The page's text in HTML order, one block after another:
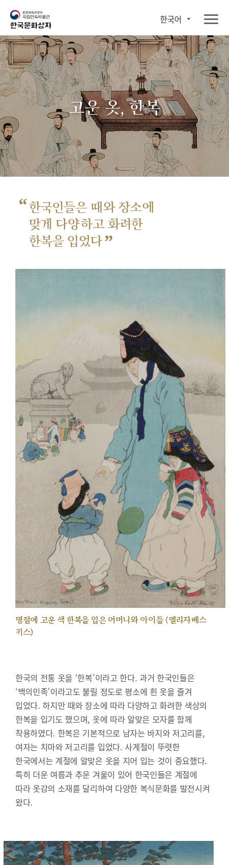
한국어
고운 옷, 한복
“한국인들은 때와 장소에
맞게 다양하고 화려한
한복을 입었다”
명절에 고운 색 한복을 입은 어머니와 아이들 (엘리자베스
키스)
한국의 전통 옷을 ‘한복’이라고 한다. 과거 한국인들은
‘백의민족’이라고도 불릴 정도로 평소에 흰 옷을 즐겨
입었다. 하지만 때와 장소에 따라 다양하고 화려한 색상의
한복을 입기도 했으며, 옷에 따라 알맞은 모자를 함께
착용하였다. 한복은 기본적으로 남자는 바지와 저고리를,
여자는 치마와 저고리를 입었다. 사계절이 뚜렷한
한국에서는 계절에 알맞은 옷을 지어 입는 것이 중요했다.
특히 더운 여름과 추운 겨울이 있어 한국인들은 계절에
따라 옷감의 소재를 달리하여 다양한 복식문화를 발전시켜
왔다.